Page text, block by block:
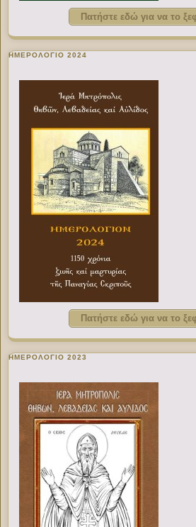
Πατήστε εδώ για να το
ΗΜΕΡΟΛΟΓΙΟ 2024
Πατήστε εδώ για να το
ΗΜΕΡΟΛΟΓΙΟ 2023